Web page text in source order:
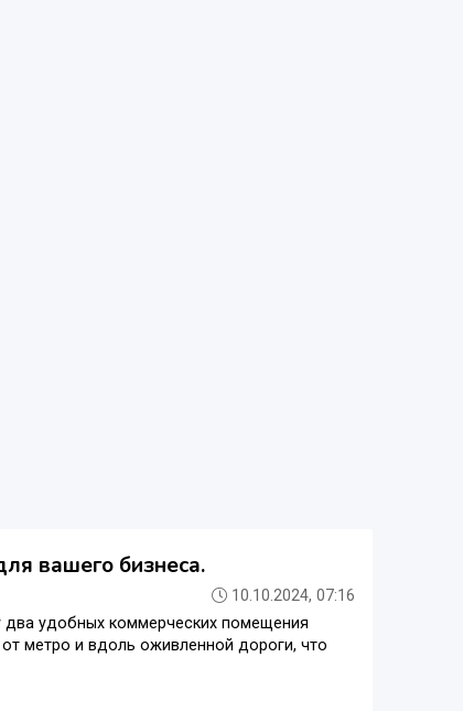
вашего бизнеса.
10.10.2024, 07:16
удобных коммерческих помещения
метро и вдоль оживленной дороги, что